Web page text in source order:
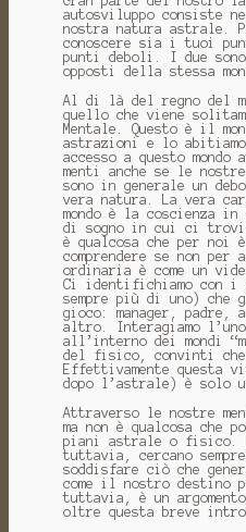
autosviluppo consiste
nostra natura astrale.
conoscere sia i tuoi
punti deboli.
I due
opposti della stessa
Al di là del regno del
quello che viene
Mentale. Questo è il
astrazioni e lo
accesso a questo
menti anche se le
sono in generale un
vera natura.
La vera
mondo è la coscienza
di sogno in cui ci
è qualcosa che per
comprendere se non per
ordinaria è come un
Ci identifichiamo con i
sempre più di uno) che
gioco: manager, padre,
altro.
Interagiamo
all’interno dei mondi
del fisico, convinti
Effettivamente questa
dopo l’astrale) è solo
Attraverso le nostre
ma non è qualcosa che
piani astrale o fisico.
tuttavia, cercano
soddisfare ciò che
come il nostro destino
tuttavia, è un
oltre questa breve